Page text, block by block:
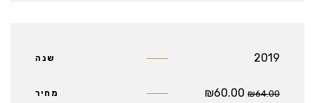
שנה 2019
מחיר ₪64.00
₪60.00